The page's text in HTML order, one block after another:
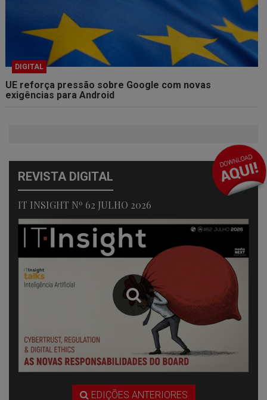
DIGITAL
UE reforça pressão sobre Google com novas
exigências para Android
REVISTA DIGITAL
IT INSIGHT Nº 62 JULHO 2026
EDIÇÕES ANTERIORES